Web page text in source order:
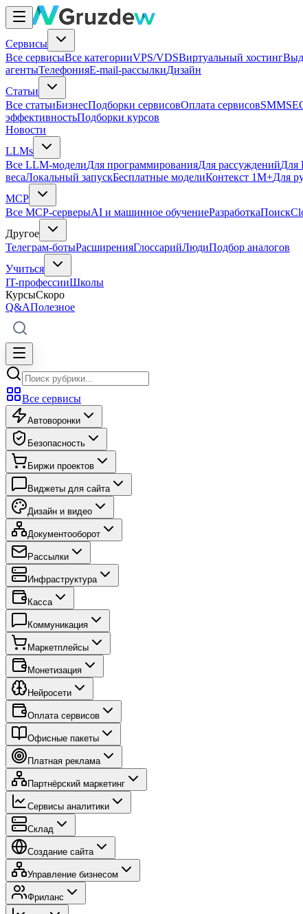
Сервисы
Все сервисыВсе категорииVPS/VDSВиртуальный хостинг
агентыТелефонияE-mail-рассылкиДизайн
Статьи
Все статьиБизнесПодборки сервисовОплата сервисовSMM
эффективностьПодборки курсов
Новости
LLMs
Все LLM-моделиДля программированияДля рассужденийДля
весаЛокальный запускБесплатные моделиКонтекст 1M+Для
MCP
Все MCP-серверыAI и машинное обучениеРазработкаПоиск
Другое
Телеграм-ботыРасширенияГлоссарийЛюдиПодбор аналогов
Учиться
IT-профессииШколы
КурсыСкоро
Q&AПолезное
Все сервисы
Автоворонки
Безопасность
Биржи проектов
Виджеты для сайта
Дизайн и видео
Документооборот
Рассылки
Инфраструктура
Касса
Коммуникация
Маркетплейсы
Монетизация
Нейросети
Оплата сервисов
Офисные пакеты
Платная реклама
Партнёрский маркетинг
Сервисы аналитики
Склад
Создание сайта
Управление бизнесом
Фриланс